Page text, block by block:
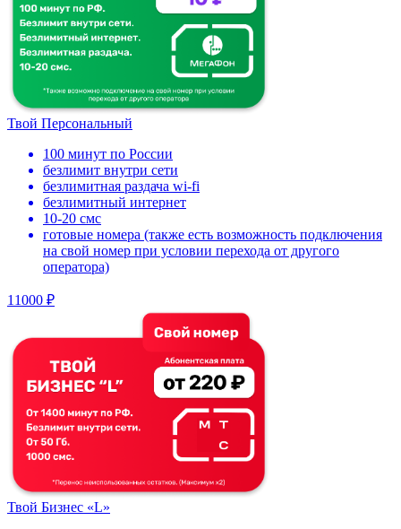
Твой Персональный
100 минут по России
безлимит внутри сети
безлимитная раздача wi-fi
безлимитный интернет
10-20 смс
готовые номера (также есть возможность подключения
на свой номер при условии перехода от другого
оператора)
11000 ₽
Твой Бизнес «L»